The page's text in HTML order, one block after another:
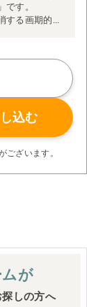
す。
る画期的な
「一貫担当
者が現場を統
られた充実の
を実現。
実の保証、
にお任せく
込む
ございます。
ムが
探しの方へ